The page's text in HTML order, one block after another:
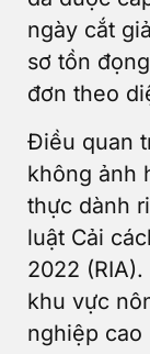
ngày cắt
sơ tồn
đơn theo
Điều quan
không ảnh
thực dành
luật Cải
2022
khu vực
nghiệp cao